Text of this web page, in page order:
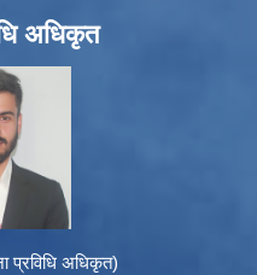
अधिकृत
प्रविधि अधिकृत)